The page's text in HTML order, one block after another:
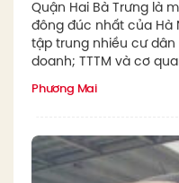
Quận Hai Bà Trưng là
đông đúc nhất của Hà
tập trung nhiều cư dân
doanh; TTTM và cơ
Phương Mai